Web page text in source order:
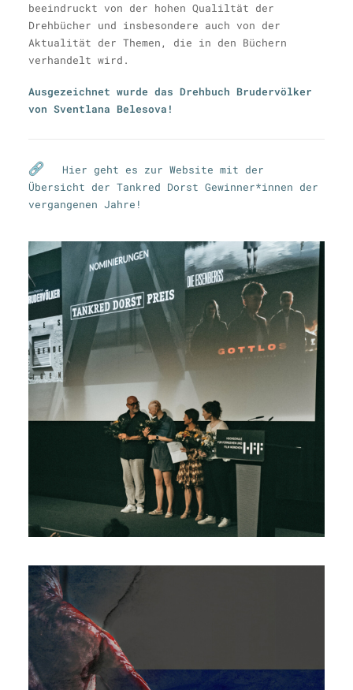
beeindruckt von der hohen Qualiltät der
Drehbücher und insbesondere auch von der
Aktualität der Themen, die in den Büchern
verhandelt wird.
Ausgezeichnet wurde das Drehbuch Brudervölker
von Sventlana Belesova!
Hier geht es zur Website mit der
Übersicht der Tankred Dorst Gewinner*innen der
vergangenen Jahre!